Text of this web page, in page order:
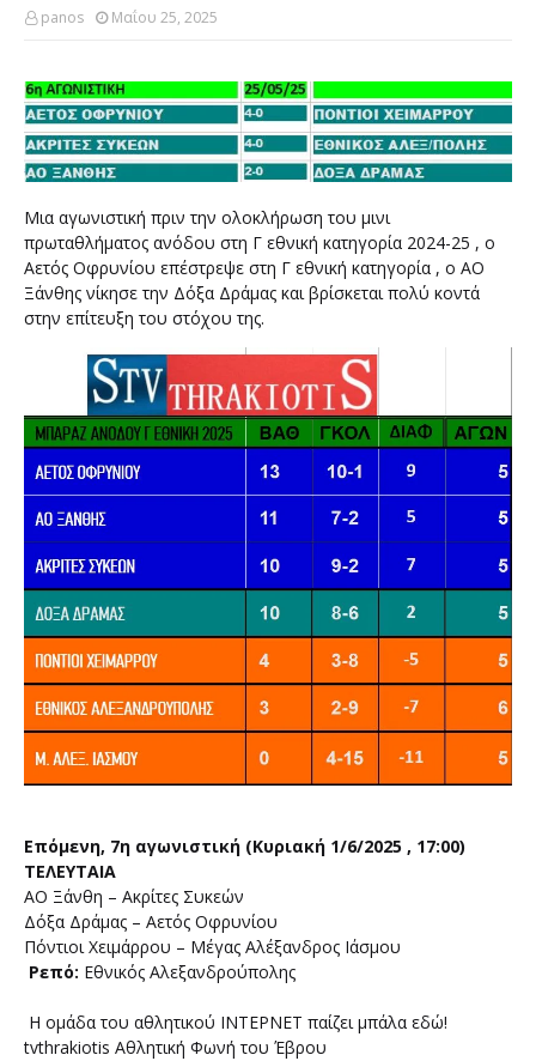
panos Μαΐου 25, 2025
Μια αγωνιστική πριν την ολοκλήρωση του μινι
πρωταθλήματος ανόδου στη Γ εθνική κατηγορία 2024-25 , ο
Αετός Οφρυνίου επέστρεψε στη Γ εθνική κατηγορία , ο ΑΟ
Ξάνθης νίκησε την Δόξα Δράμας και βρίσκεται πολύ κοντά
στην επίτευξη του στόχου της.
Επόμενη, 7η αγωνιστική (Κυριακή 1/6/2025 , 17:00)
ΤΕΛΕΥΤΑΙΑ
ΑΟ Ξάνθη – Ακρίτες Συκεών
Δόξα Δράμας – Αετός Οφρυνίου
Πόντιοι Χειμάρρου – Μέγας Αλέξανδρος Ιάσμου
Ρεπό: Εθνικός Αλεξανδρούπολης
Η ομάδα του αθλητικού ΙΝΤΕΡΝΕΤ παίζει μπάλα εδώ!
tvthrakiotis Αθλητική Φωνή του Έβρου